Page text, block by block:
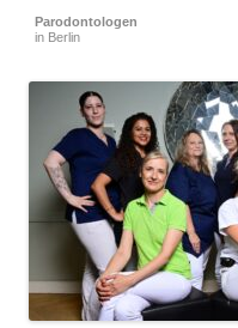
Parodontologen
in Berlin